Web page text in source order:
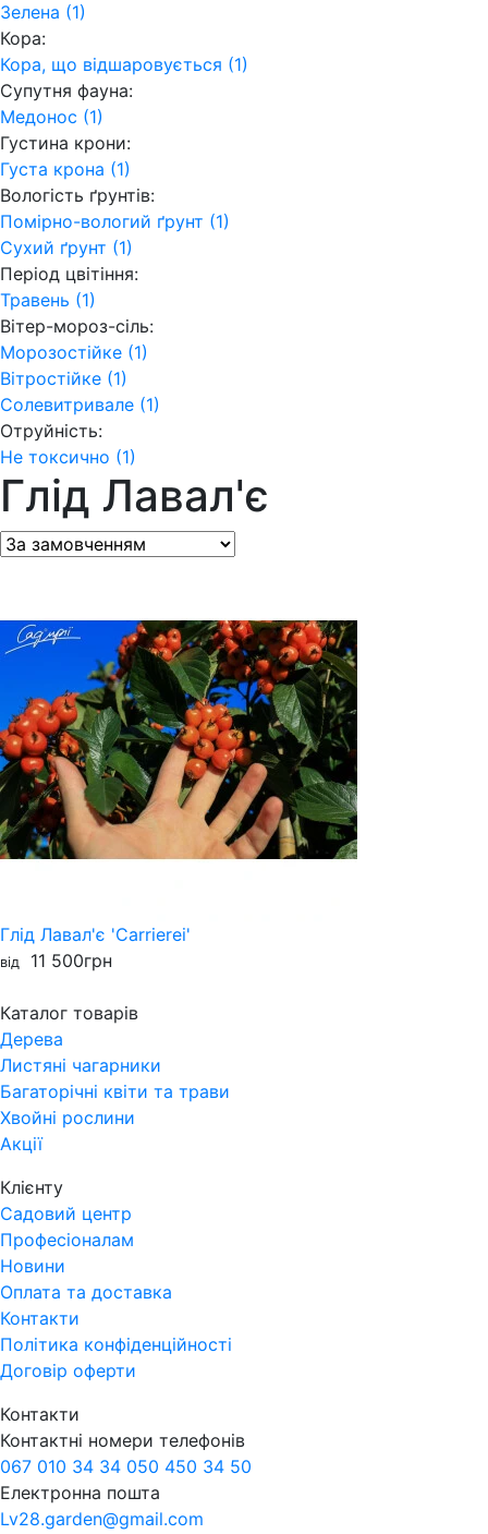
Зелена (1)
Кора:
Кора, що відшаровується (1)
Супутня фауна:
Медонос (1)
Густина крони:
Густа крона (1)
Вологість ґрунтів:
Помірно-вологий ґрунт (1)
Сухий ґрунт (1)
Період цвітіння:
Травень (1)
Вітер-мороз-сіль:
Морозостійке (1)
Вітростійке (1)
Солевитривале (1)
Отруйність:
Не токсично (1)
Глід Лавал'є
Глід Лавал'є 'Carrierei'
від 11 500грн
Каталог товарів
Дерева
Листяні чагарники
Багаторічні квіти та трави
Хвойні рослини
Акції
Клієнту
Садовий центр
Професіоналам
Новини
Оплата та доставка
Контакти
Політика конфіденційності
Договір оферти
Контакти
Контактні номери телефонів
067 010 34 34 050 450 34 50
Електронна пошта
Lv28.garden@gmail.com